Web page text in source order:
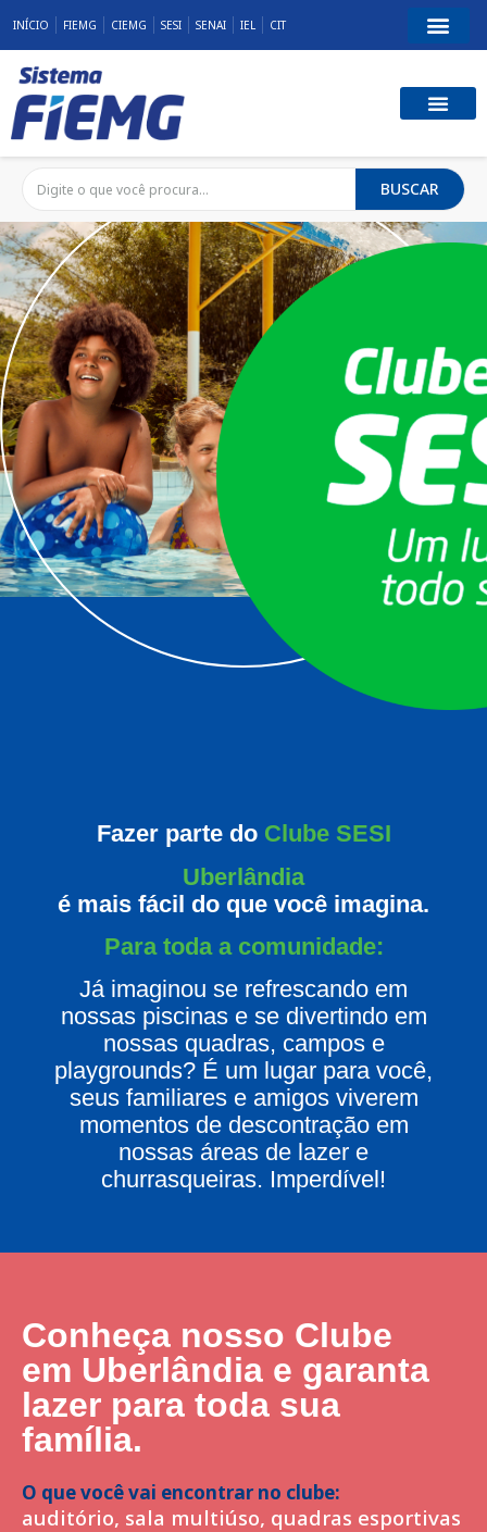
INÍCIO FIEMG CIEMG SESI SENAI IEL CIT
BUSCAR
Fazer parte do Clube SESI
Uberlândia
é mais fácil do que você imagina.
Para toda a comunidade:
Já imaginou se refrescando em
nossas piscinas e se divertindo em
nossas quadras, campos e
playgrounds? É um lugar para você,
seus familiares e amigos viverem
momentos de descontração em
nossas áreas de lazer e
churrasqueiras. Imperdível!
Conheça nosso Clube
em Uberlândia e garanta
lazer para toda sua
família.
O que você vai encontrar no clube:
auditório, sala multiúso, quadras esportivas